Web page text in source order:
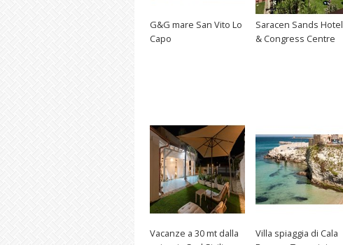
G&G mare San Vito Lo
Capo
Saracen Sands Hotel
& Congress Centre
Vacanze a 30 mt dalla
Villa spiaggia di Cala